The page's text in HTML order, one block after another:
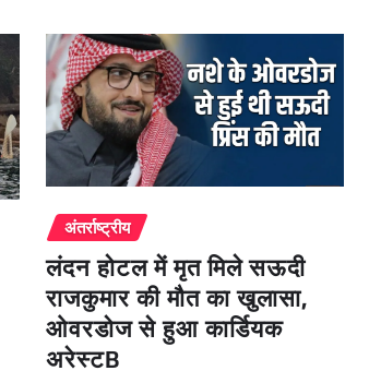
अंतर्राष्ट्रीय
लंदन होटल में मृत मिले सऊदी
राजकुमार की मौत का खुलासा,
ओवरडोज से हुआ कार्डियक
अरेस्टB